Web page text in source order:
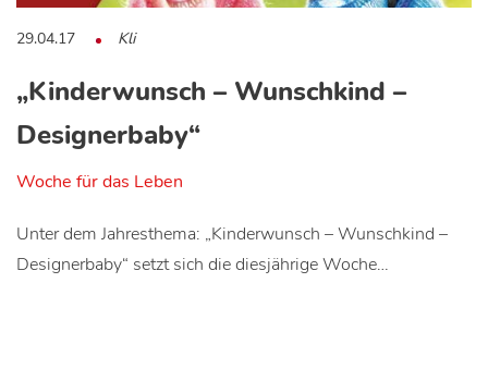
29.04.17 Kli
„Kinderwunsch – Wunschkind –
Designerbaby“
Woche für das Leben
Unter dem Jahresthema: „Kinderwunsch – Wunschkind –
Designerbaby“ setzt sich die diesjährige Woche…